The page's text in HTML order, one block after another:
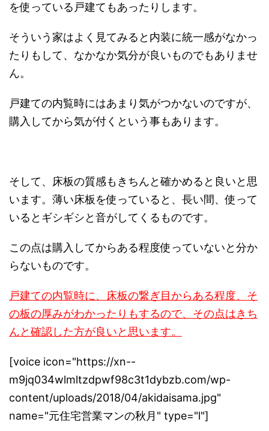
を使っている戸建てもあったりします。
そういう家はよく見てみると内装に統一感がなかっ
たりもして、なかなか気分が良いものでもありませ
ん。
戸建ての内覧時にはあまり気がつかないのですが、
購入してから気が付くという事もあります。
そして、床板の質感もきちんと確かめると良いと思
います。薄い床板を使っていると、長い間、使って
いるとギシギシと音がしてくるものです。
この点は購入してからある程度使っていないと分か
らないものです。
戸建ての内覧時に、床板の繋ぎ目からある程度、そ
の板の厚みがわかったりもするので、その点はきち
んと確認した方が良いと思います。
[voice icon="https://xn--
m9jq034wlmltzdpwf98c3t1dybzb.com/wp-
content/uploads/2018/04/akidaisama.jpg"
name="元住宅営業マンの秋月" type="l"]